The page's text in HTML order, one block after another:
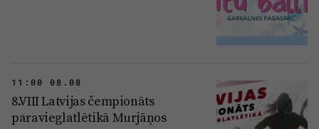
11:00 08.08
8.VIII Latvijas čempionāts
paravieglatlētikā Murjāņos